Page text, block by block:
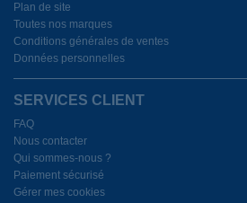
Plan de site
Toutes nos marques
Conditions générales de ventes
Données personnelles
SERVICES CLIENT
FAQ
Nous contacter
Qui sommes-nous ?
Paiement sécurisé
Gérer mes cookies